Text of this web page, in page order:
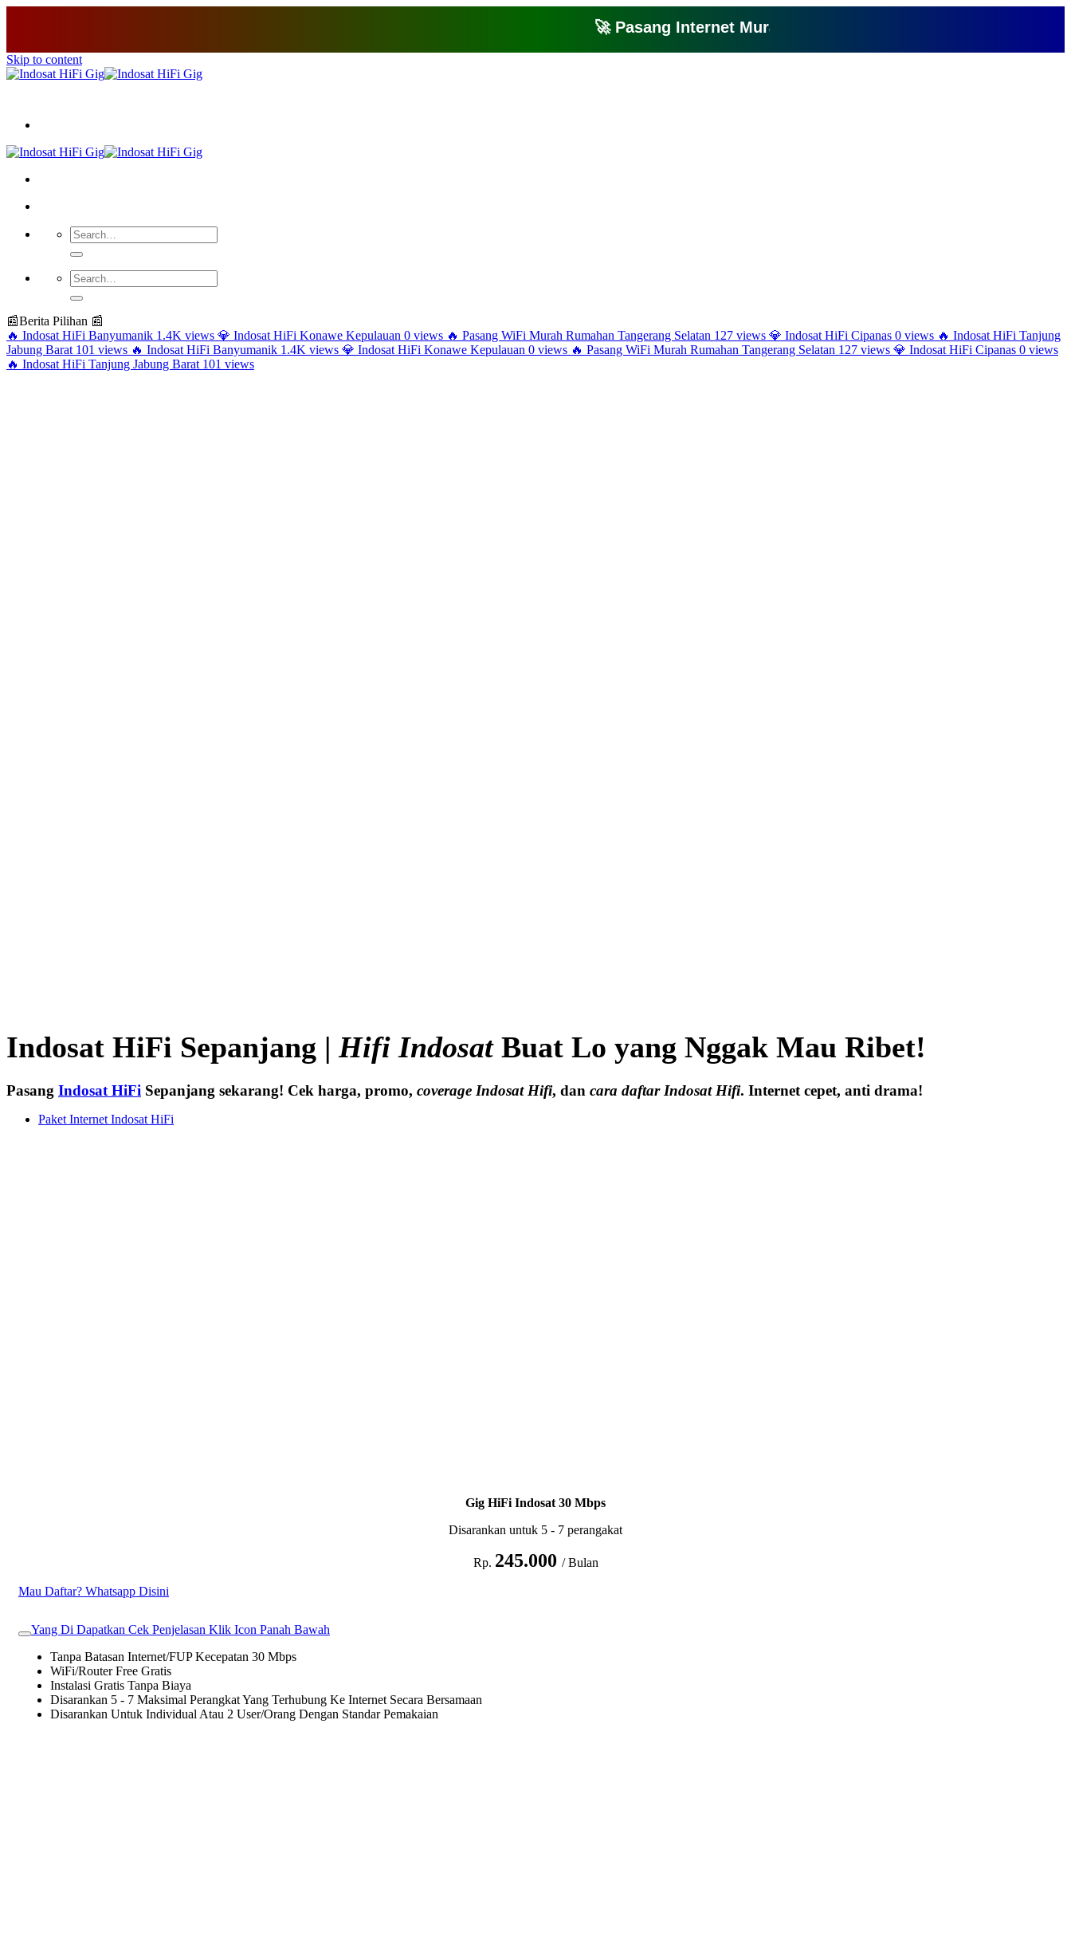
🚀 Pasang Internet Murah Cuma 150 Ribu Perbulan Klik Disini
Skip to content
📰Berita Pilihan 📰
🔥 Indosat HiFi Banyumanik 1.4K views 💎 Indosat HiFi Konawe Kepulauan 0 views 🔥 Pasang WiFi Murah Rumahan Tangerang Selatan 127 views 💎 Indosat HiFi Cipanas 0 views 🔥 Indosat HiFi Tanjung
Jabung Barat 101 views 🔥 Indosat HiFi Banyumanik 1.4K views 💎 Indosat HiFi Konawe Kepulauan 0 views 🔥 Pasang WiFi Murah Rumahan Tangerang Selatan 127 views 💎 Indosat HiFi Cipanas 0 views
🔥 Indosat HiFi Tanjung Jabung Barat 101 views
Indosat HiFi Sepanjang |Hifi IndosatBuat Lo yang Nggak Mau Ribet!
Pasang Indosat HiFi Sepanjang sekarang! Cek harga, promo, coverage Indosat Hifi, dan cara daftar Indosat Hifi. Internet cepet, anti drama!
Paket Internet Indosat HiFi
Gig HiFi Indosat 30 Mbps
Disarankan untuk 5 - 7 perangakat
Rp. 245.000 / Bulan
Mau Daftar? Whatsapp Disini
Yang Di Dapatkan Cek Penjelasan Klik Icon Panah Bawah
Tanpa Batasan Internet/FUP Kecepatan 30 Mbps
WiFi/Router Free Gratis
Instalasi Gratis Tanpa Biaya
Disarankan 5 - 7 Maksimal Perangkat Yang Terhubung Ke Internet Secara Bersamaan
Disarankan Untuk Individual Atau 2 User/Orang Dengan Standar Pemakaian